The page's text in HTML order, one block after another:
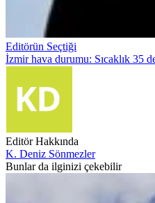
Editörün Seçtiği
İzmir hava durumu: Sıcaklık 35
Editör Hakkında
K. Deniz Sönmezler
Bunlar da ilginizi çekebilir